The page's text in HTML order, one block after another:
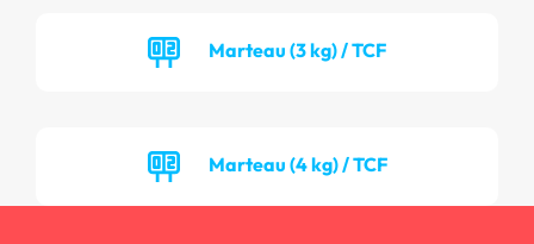
Marteau (3 kg) / TCF
Marteau (4 kg) / TCF